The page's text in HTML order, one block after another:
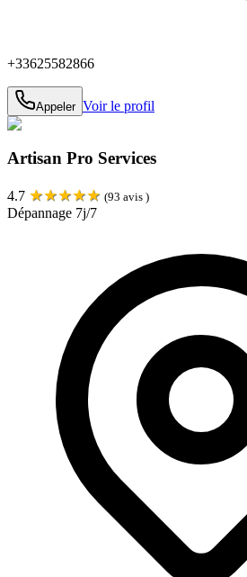
+33625582866
Appeler Voir le profil
Artisan Pro Services
4.7 ★★★★★ (93 avis )
Dépannage 7j/7